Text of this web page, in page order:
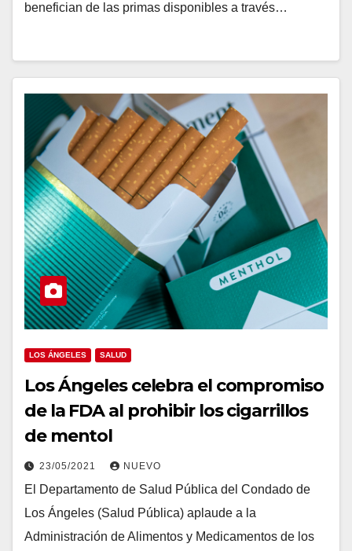
benefician de las primas disponibles a través…
LOS ÁNGELES SALUD
Los Ángeles celebra el compromiso
de la FDA al prohibir los cigarrillos
de mentol
23/05/2021 NUEVO
El Departamento de Salud Pública del Condado de
Los Ángeles (Salud Pública) aplaude a la
Administración de Alimentos y Medicamentos de los